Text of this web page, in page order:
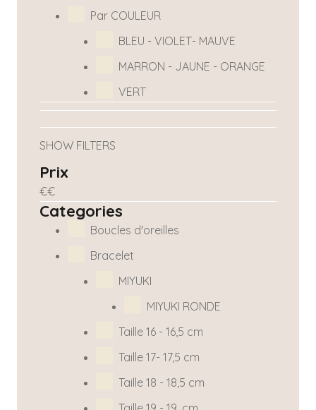
Par COULEUR
BLEU - VIOLET- MAUVE
MARRON - JAUNE - ORANGE
VERT
SHOW FILTERS
Prix
€€
Categories
Boucles d'oreilles
Bracelet
MIYUKI
MIYUKI RONDE
Taille 16 - 16,5 cm
Taille 17- 17,5 cm
Taille 18 - 18,5 cm